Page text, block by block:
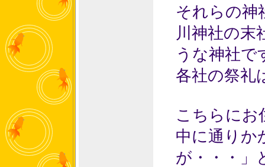
それらの神
川神社の末
うな神社で
各社の祭礼
こちらにお
中に通りか
が・・・」